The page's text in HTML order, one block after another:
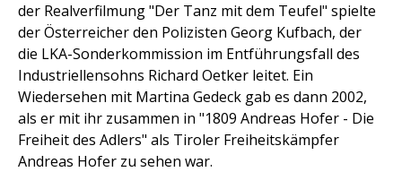
der Realverfilmung "Der Tanz mit dem Teufel" spielte
der Österreicher den Polizisten Georg Kufbach, der
die LKA-Sonderkommission im Entführungsfall des
Industriellensohns Richard Oetker leitet. Ein
Wiedersehen mit Martina Gedeck gab es dann 2002,
als er mit ihr zusammen in "1809 Andreas Hofer - Die
Freiheit des Adlers" als Tiroler Freiheitskämpfer
Andreas Hofer zu sehen war.